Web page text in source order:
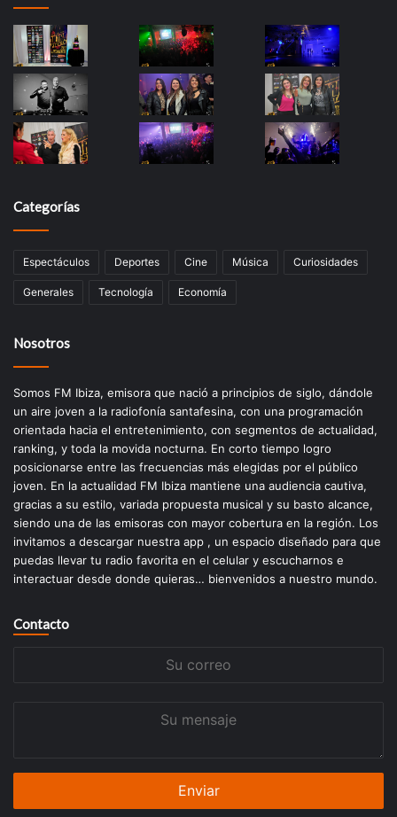
Categorías
Espectáculos Deportes Cine Música Curiosidades
Generales Tecnología Economía
Nosotros
Somos FM Ibiza, emisora que nació a principios de siglo, dándole
un aire joven a la radiofonía santafesina, con una programación
orientada hacia el entretenimiento, con segmentos de actualidad,
ranking, y toda la movida nocturna. En corto tiempo logro
posicionarse entre las frecuencias más elegidas por el público
joven. En la actualidad FM Ibiza mantiene una audiencia cautiva,
gracias a su estilo, variada propuesta musical y su basto alcance,
siendo una de las emisoras con mayor cobertura en la región. Los
invitamos a descargar nuestra app , un espacio diseñado para que
puedas llevar tu radio favorita en el celular y escucharnos e
interactuar desde donde quieras… bienvenidos a nuestro mundo.
Contacto